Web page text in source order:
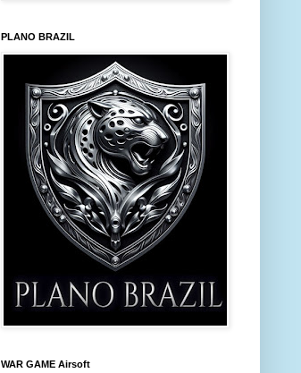
PLANO BRAZIL
WAR GAME Airsoft